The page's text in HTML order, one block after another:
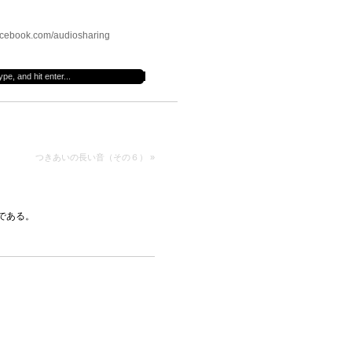
audiosharing
つきあいの長い音（その６） »
る。